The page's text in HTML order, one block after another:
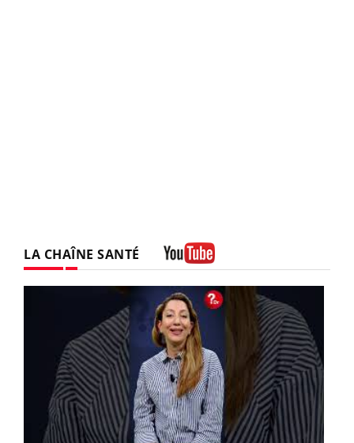
LA CHAÎNE SANTÉ